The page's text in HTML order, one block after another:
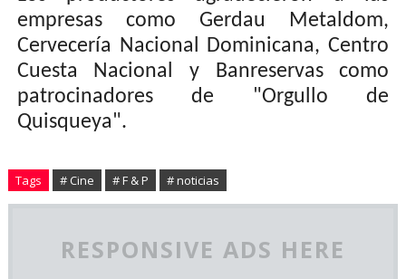
empresas como Gerdau Metaldom,
Cervecería Nacional Dominicana, Centro
Cuesta Nacional y Banreservas como
patrocinadores de "Orgullo de
Quisqueya".
Tags # Cine # F & P # noticias
RESPONSIVE ADS HERE